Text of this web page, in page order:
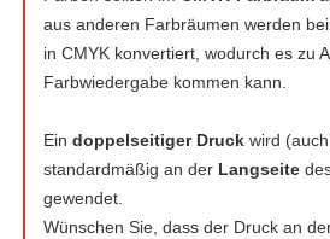
aus anderen Farbräumen werden
in CMYK konvertiert, wodurch es zu
Farbwiedergabe kommen kann.
Ein doppelseitiger Druckwird
standardmäßig an der Langseite
gewendet.
Wünschen Sie, dass der Druck an